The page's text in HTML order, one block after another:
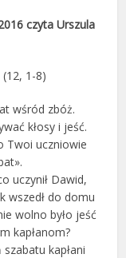
czyta Urszula
1-8)
wśród zbóż.
kłosy i jeść.
Twoi uczniowie
uczynił Dawid,
wszedł do domu
wolno było jeść
kapłanom?
kapłani